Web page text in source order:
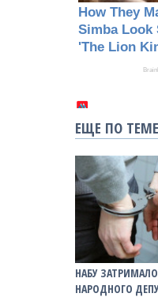
ЕЩЕ ПО ТЕМЕ
НАБУ
НАРОДНОГО